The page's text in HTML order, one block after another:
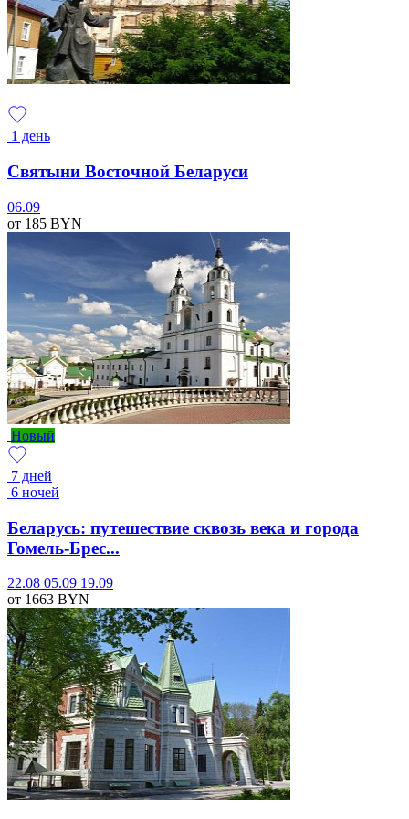
1 день
Святыни Восточной Беларуси
06.09
от 185 BYN
Новый
7 дней
6 ночей
Беларусь: путешествие сквозь века и города
Гомель-Брес...
22.08 05.09 19.09
от 1663 BYN